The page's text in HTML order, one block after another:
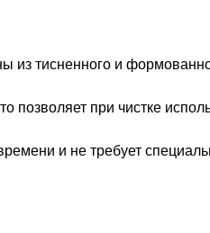
из тисненного и
позволяет при чистке
и не требует